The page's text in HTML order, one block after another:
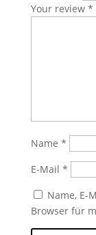
Your review *
Name *
E-Mail *
Name, E-
Browser für